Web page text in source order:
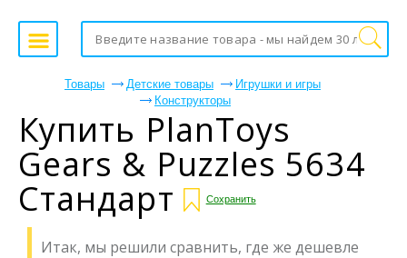
Товары Детские товары
Игрушки и игры
Конструкторы
Купить PlanToys
Gears & Puzzles 5634
Стандарт Сохранить
Итак, мы решили сравнить, где же дешевле